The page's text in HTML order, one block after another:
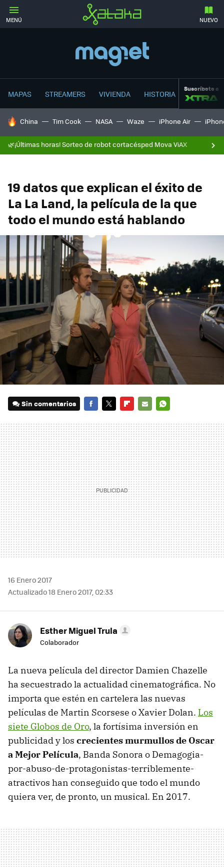
MENÚ NUEVO
MAPAS STREAMERS VIVIENDA HISTORIA Suscríbete a
HOY SE HABLA DE
China Tim Cook NASA Waze iPhone Air
🌿¡Últimas horas! Sorteo de robot cortacésped Mova ViAX
19 datos que explican el éxito de
La La Land, la película de la que
todo el mundo está hablando
Sin comentarios
MAIL
16 Enero 2017
Actualizado 18 Enero 2017, 02:33
Esther Miguel Trula
Colaborador
La nueva película del director Damien Chazelle
ha secuestrado la actualidad cinematográfica. No
importa que estén en cartelera las nuevas
películas de Martin Scorsese o Xavier Dolan. Los
siete Globos de Oro, la fortísima inversión en
publicidad y los crecientes murmullos de Oscar
a Mejor Película, Banda Sonora o Demagogia-
por-abuso-de-protagonistas-terriblemente-
atractivos han conseguido que todo el mundo
quiera ver, de pronto, un musical. En 2017.